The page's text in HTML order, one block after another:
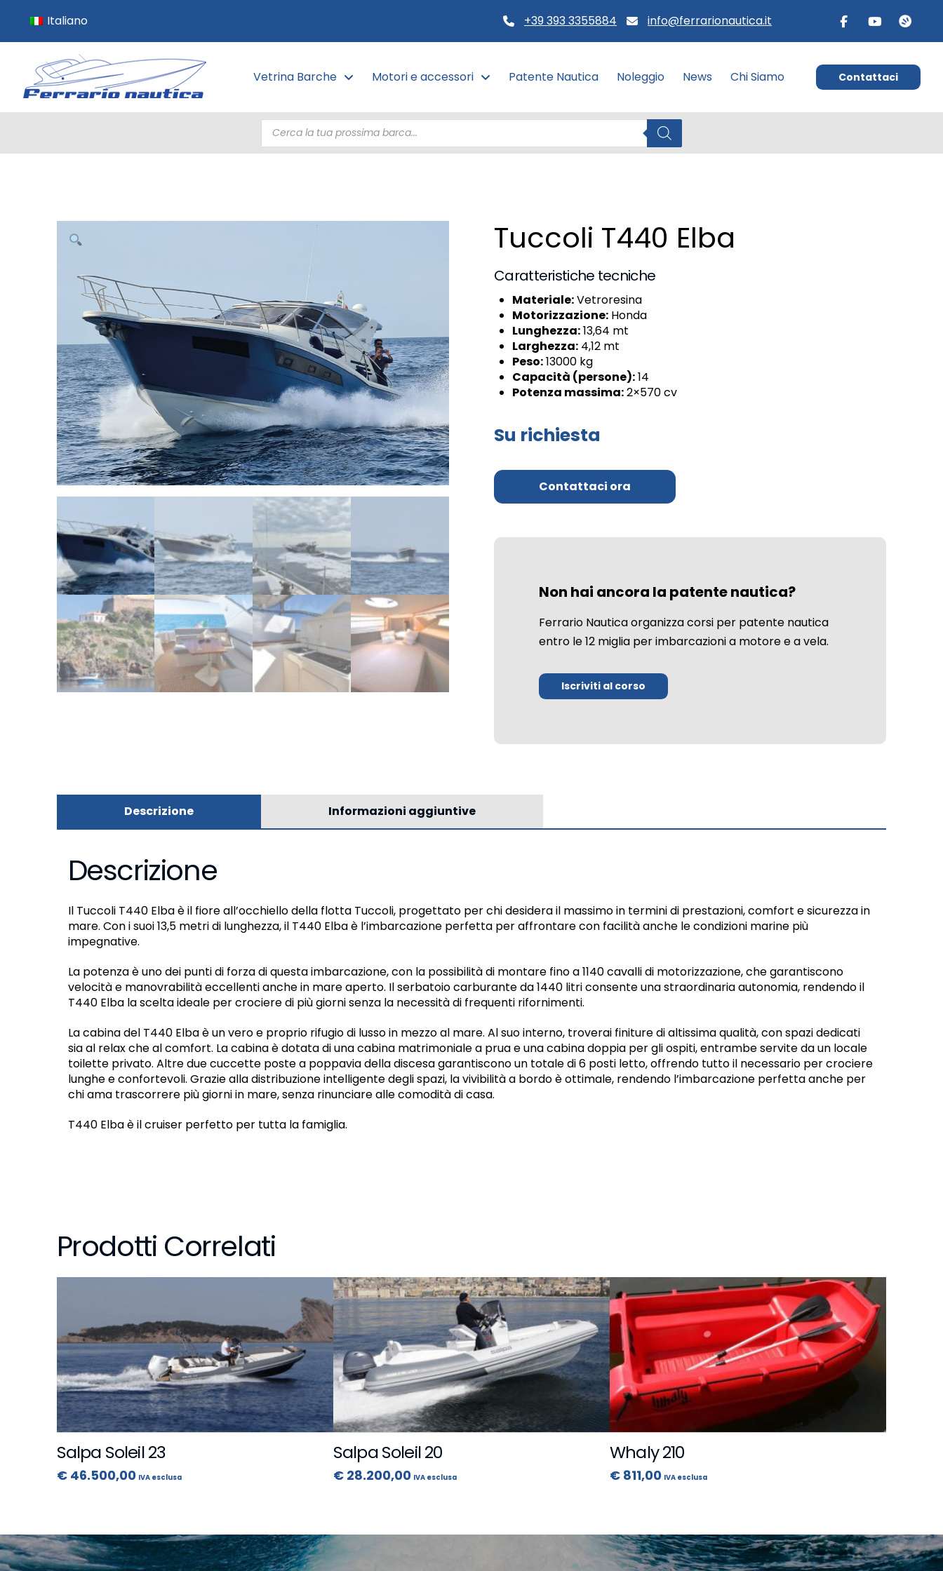
Italiano +39 393 3355884 info@ferrarionautica.it
Vetrina Barche Motori e accessori Patente Nautica Noleggio News Chi Siamo Contattaci
Products
search
Tuccoli T440 Elba
Caratteristiche tecniche
Materiale:Vetroresina
Motorizzazione: Honda
Lunghezza:13,64 mt
Larghezza: 4,12 mt
Peso:13000 kg
Capacità (persone):14
Potenza massima:2×570 cv
Su richiesta
Contattaci ora
Non hai ancora la patente nautica?
Ferrario Nautica organizza corsi per patente nautica
entro le 12 miglia per imbarcazioni a motore e a vela.
Iscriviti al corso
Descrizione Informazioni aggiuntive
Descrizione
Il Tuccoli T440 Elba è il fiore all’occhiello della flotta Tuccoli, progettato per chi desidera il massimo in termini di prestazioni, comfort e sicurezza in
mare. Con i suoi 13,5 metri di lunghezza, il T440 Elba è l’imbarcazione perfetta per affrontare con facilità anche le condizioni marine più
impegnative.
La potenza è uno dei punti di forza di questa imbarcazione, con la possibilità di montare fino a 1140 cavalli di motorizzazione, che garantiscono
velocità e manovrabilità eccellenti anche in mare aperto. Il serbatoio carburante da 1440 litri consente una straordinaria autonomia, rendendo il
T440 Elba la scelta ideale per crociere di più giorni senza la necessità di frequenti rifornimenti.
La cabina del T440 Elba è un vero e proprio rifugio di lusso in mezzo al mare. Al suo interno, troverai finiture di altissima qualità, con spazi dedicati
sia al relax che al comfort. La cabina è dotata di una cabina matrimoniale a prua e una cabina doppia per gli ospiti, entrambe servite da un locale
toilette privato. Altre due cuccette poste a poppavia della discesa garantiscono un totale di 6 posti letto, offrendo tutto il necessario per crociere
lunghe e confortevoli. Grazie alla distribuzione intelligente degli spazi, la vivibilità a bordo è ottimale, rendendo l’imbarcazione perfetta anche per
chi ama trascorrere più giorni in mare, senza rinunciare alle comodità di casa.
T440 Elba è il cruiser perfetto per tutta la famiglia.
Prodotti Correlati
Salpa Soleil 23
€46.500,00 IVA esclusa
Salpa Soleil 20
€28.200,00 IVA esclusa
Whaly 210
€ 811,00 IVA esclusa